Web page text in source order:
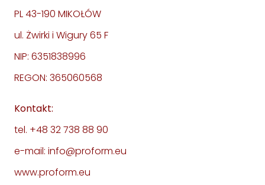
PL 43-190 MIKOŁÓW
ul. Żwirki i Wigury 65 F
NIP: 6351838996
REGON: 365060568
Kontakt:
tel. +48 32 738 88 90
e-mail: info@proform.eu
www.proform.eu